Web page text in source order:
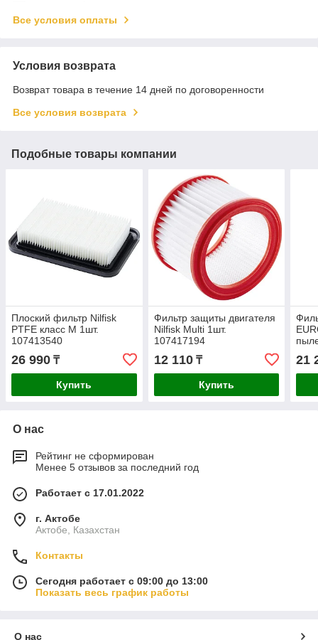
Все условия оплаты
Условия возврата
Возврат товара в течение 14 дней по договоренности
Все условия возврата
Подобные товары компании
Плоский фильтр Nilfisk
PTFE класс М 1шт.
107413540
26 990 ₸
Купить
Фильтр защиты двигателя
Nilfisk Multi 1шт.
107417194
12 110₸
Купить
21
О нас
Рейтинг не сформирован
Менее 5 отзывов за последний год
Работает с 17.01.2022
г. Актобе
Актобе, Казахстан
Контакты
Сегодня работает с 09:00 до 13:00
Показать весь график работы
О нас